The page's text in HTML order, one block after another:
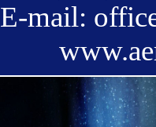
E-mail: